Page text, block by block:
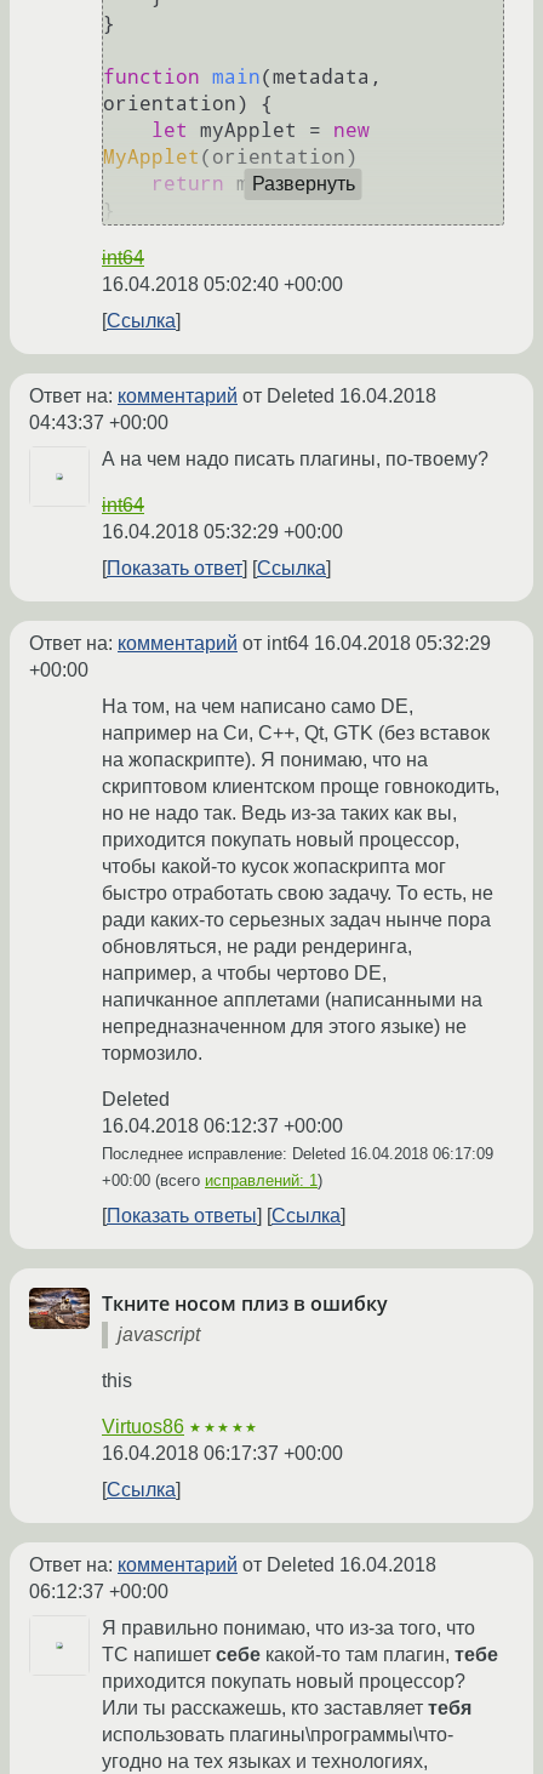
}
function main(metadata,
orientation) {
let
myApplet = new
MyApplet (orientation)
return myApplet
}
Развернуть
int64
16.04.2018 05:02:40 +00:00
Ссылка
Ответ на: комментарий от Deleted 16.04.2018
04:43:37 +00:00
А на чем надо писать плагины, по-твоему?
int64
16.04.2018 05:32:29 +00:00
Показать ответ
Ссылка
Ответ на: комментарий от int64 16.04.2018 05:32:29
+00:00
На том, на чем написано само DE,
например на Cи, C++, Qt, GTK (без вставок
на жопаскрипте). Я понимаю, что на
скриптовом клиентском проще говнокодить,
но не надо так. Ведь из-за таких как вы,
приходится покупать новый процессор,
чтобы какой-то кусок жопаскрипта мог
быстро отработать свою задачу. То есть, не
ради каких-то серьезных задач нынче пора
обновляться, не ради рендеринга,
например, а чтобы чертово DE,
напичканное апплетами (написанными на
непредназначенном для этого языке) не
тормозило.
Deleted
16.04.2018 06:12:37 +00:00
Последнее исправление: Deleted 16.04.2018 06:17:09
+00:00 (всего исправлений: 1)
Показать ответы Ссылка
Ткните носом плиз в ошибку
javascript
this
Virtuos86 ★★★★★
16.04.2018 06:17:37 +00:00
Ссылка
Ответ на: комментарий от Deleted 16.04.2018
06:12:37 +00:00
Я правильно понимаю, что из-за того, что
ТС напишет себе какой-то там плагин, тебе
приходится покупать новый процессор?
Или ты расскажешь, кто заставляет тебя
использовать плагины\программы\что-
угодно на тех языках и технологиях,